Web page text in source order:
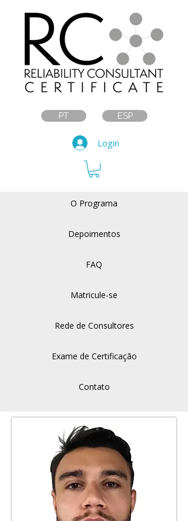
PT ESP
Login
O Programa
Depoimentos
FAQ
Matricule-se
Rede de Consultores
Exame de Certificação
Contato